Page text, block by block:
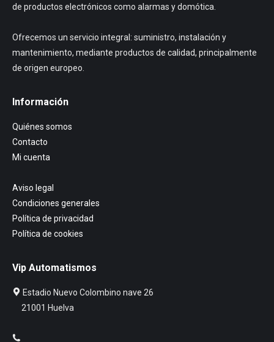
de productos electrónicos como alarmas y domótica.
Ofrecemos un servicio integral: suministro, instalación y
mantenimiento, mediante productos de calidad, principalmente
de origen europeo.
Información
Quiénes somos
Contacto
Mi cuenta
Aviso legal
Condiciones generales
Política de privacidad
Política de cookies
Vip Automatismos
Estadio Nuevo Colombino nave 26
21001 Huelva